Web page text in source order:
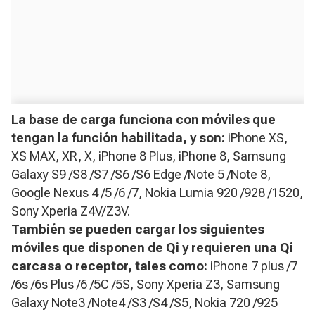
La base de carga funciona con móviles que
tengan la función habilitada, y son: iPhone XS,
XS MAX, XR, X, iPhone 8 Plus, iPhone 8, Samsung
Galaxy S9 /S8 /S7 /S6 /S6 Edge /Note 5 /Note 8,
Google Nexus 4 /5 /6 /7, Nokia Lumia 920 /928 /1520,
Sony Xperia Z4V/Z3V.
También se pueden cargar los siguientes
móviles que disponen de Qi y requieren una Qi
carcasa o receptor, tales como: iPhone 7 plus /7
/6s /6s Plus /6 /5C /5S, Sony Xperia Z3, Samsung
Galaxy Note3 /Note4 /S3 /S4 /S5, Nokia 720 /925